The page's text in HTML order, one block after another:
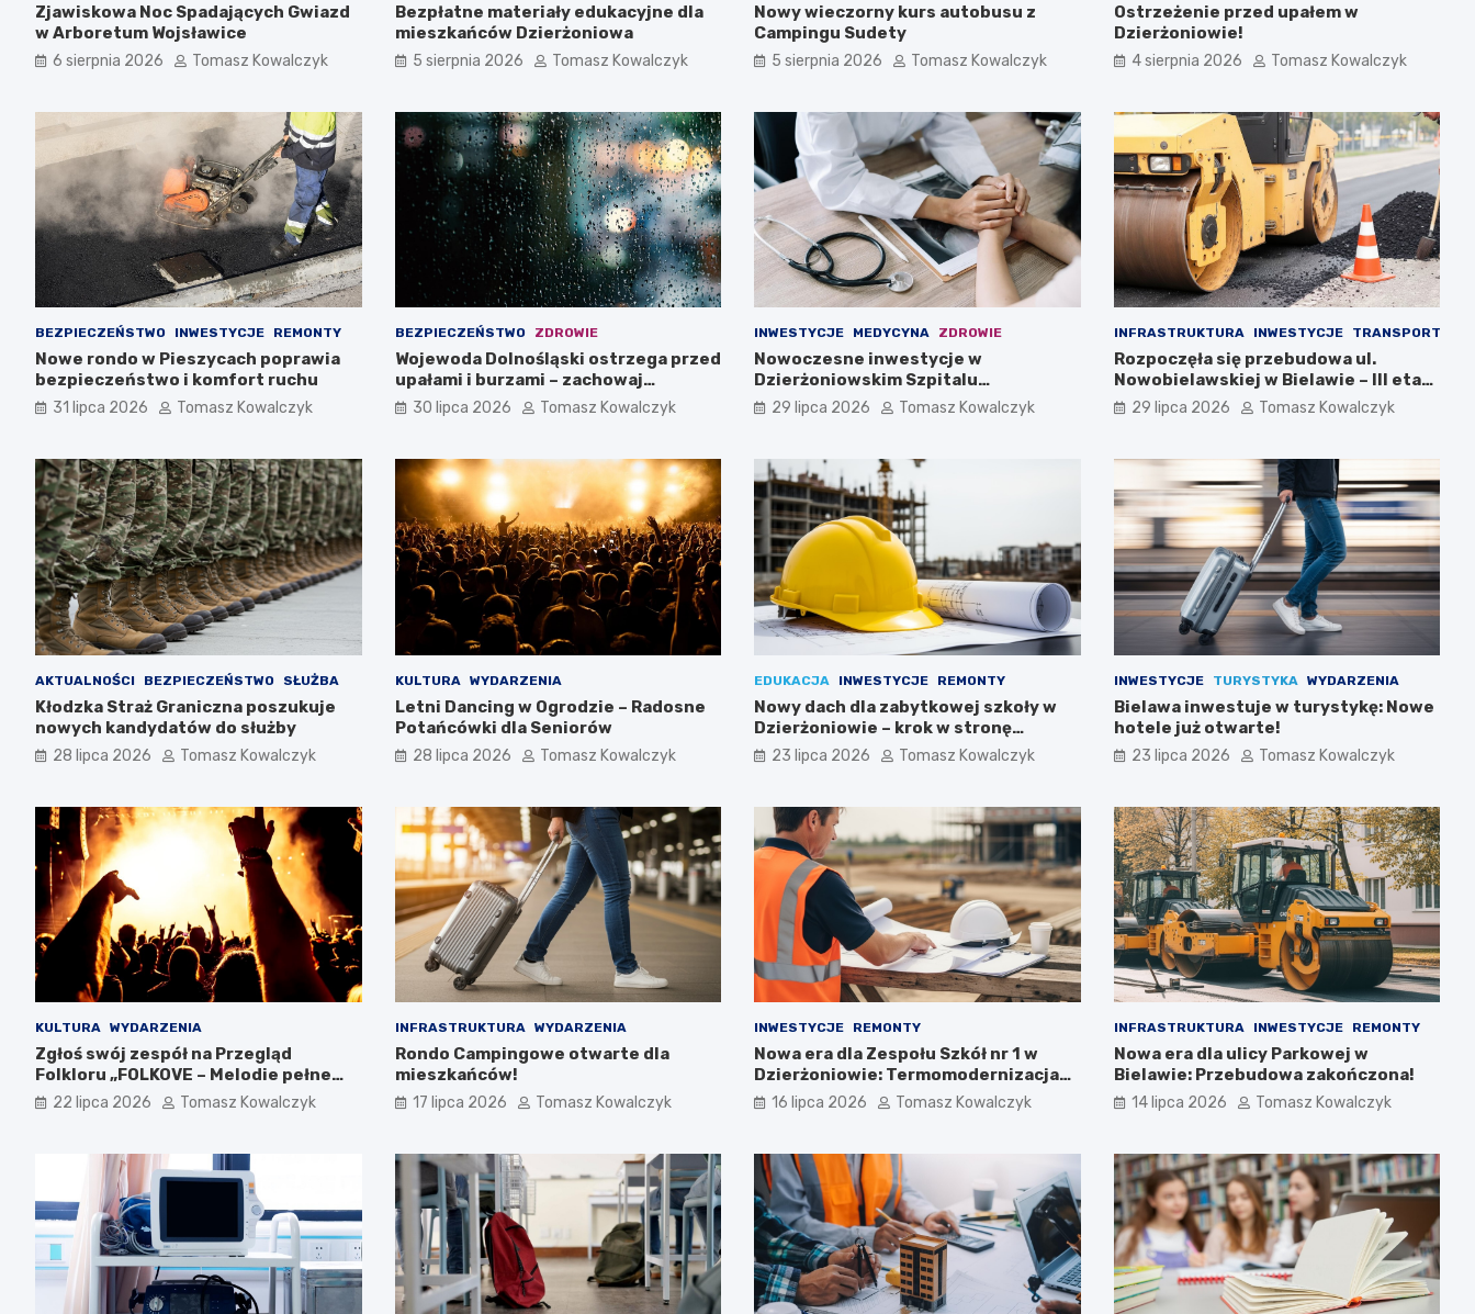
Zjawiskowa Noc Spadających Gwiazd
w Arboretum Wojsławice
6 sierpnia 2026 Tomasz Kowalczyk
Bezpłatne materiały edukacyjne dla
mieszkańców Dzierżoniowa
5 sierpnia 2026 Tomasz Kowalczyk
Nowy wieczorny kurs autobusu z
Campingu Sudety
5 sierpnia 2026 Tomasz Kowalczyk
Ostrzeżenie przed upałem w
Dzierżoniowie!
4 sierpnia 2026 Tomasz Kowalczyk
BEZPIECZEŃSTWO INWESTYCJE REMONTY
Nowe rondo w Pieszycach poprawia
bezpieczeństwo i komfort ruchu
31 lipca 2026 Tomasz Kowalczyk
BEZPIECZEŃSTWO ZDROWIE
Wojewoda Dolnośląski ostrzega przed
upałami i burzami – zachowaj
ostrożność!
30 lipca 2026 Tomasz Kowalczyk
INWESTYCJE MEDYCYNA ZDROWIE
Nowoczesne inwestycje w
Dzierżoniowskim Szpitalu
Powiatowym dla Oddziału
Internistycznego
29 lipca 2026 Tomasz Kowalczyk
INFRASTRUKTURA INWESTYCJE TRANSPORT
Rozpoczęła się przebudowa ul.
Nowobielawskiej w Bielawie – III etap
inwestycji
29 lipca 2026 Tomasz Kowalczyk
AKTUALNOŚCI BEZPIECZEŃSTWO SŁUŻBA
Kłodzka Straż Graniczna poszukuje
nowych kandydatów do służby
28 lipca 2026 Tomasz Kowalczyk
KULTURA WYDARZENIA
Letni Dancing w Ogrodzie – Radosne
Potańcówki dla Seniorów
28 lipca 2026 Tomasz Kowalczyk
EDUKACJA INWESTYCJE REMONTY
Nowy dach dla zabytkowej szkoły w
Dzierżoniowie – krok w stronę
przyszłości!
23 lipca 2026 Tomasz Kowalczyk
INWESTYCJE TURYSTYKA WYDARZENIA
Bielawa inwestuje w turystykę: Nowe
hotele już otwarte!
23 lipca 2026 Tomasz Kowalczyk
KULTURA WYDARZENIA
Zgłoś swój zespół na Przegląd
Folkloru „FOLKOVE – Melodie pełne
historii”
22 lipca 2026 Tomasz Kowalczyk
INFRASTRUKTURA WYDARZENIA
Rondo Campingowe otwarte dla
mieszkańców!
17 lipca 2026 Tomasz Kowalczyk
INWESTYCJE REMONTY
Nowa era dla Zespołu Szkół nr 1 w
Dzierżoniowie: Termomodernizacja
na horyzoncie!
16 lipca 2026 Tomasz Kowalczyk
INFRASTRUKTURA INWESTYCJE REMONTY
Nowa era dla ulicy Parkowej w
Bielawie: Przebudowa zakończona!
14 lipca 2026 Tomasz Kowalczyk